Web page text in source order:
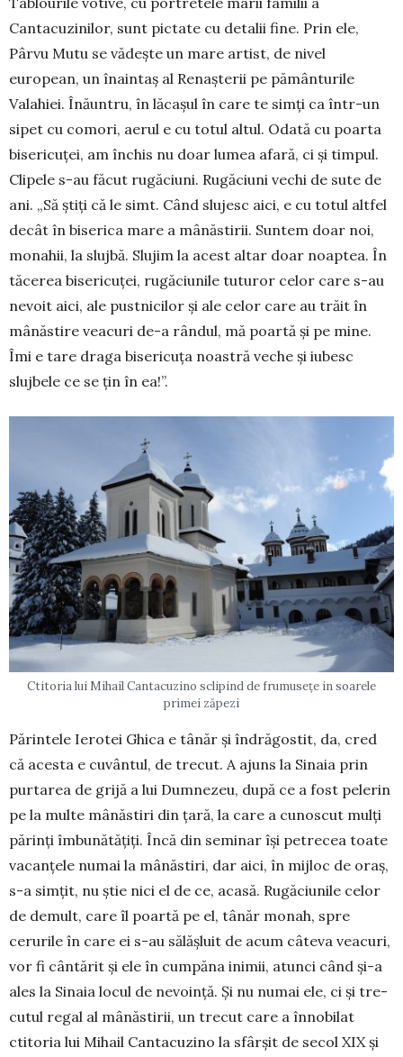
Cantacuzinilor, sunt pictate cu detalii fine. Prin ele,
Pârvu Mutu se vădește un mare artist, de nivel
european, un înain­taș al Renașterii pe pămân­turile
Valahiei. Înăuntru, în lăcașul în care te simți ca într-un
sipet cu comori, aerul e cu totul altul. Odată cu poarta
bisericuței, am închis nu doar lu­mea afară, ci și timpul.
Clipele s-au făcut rugăciuni. Rugăciuni vechi de sute de
ani. „Să știți că le simt. Când slujesc aici, e cu totul altfel
decât în biserica mare a mânăstirii. Suntem doar noi,
monahii, la slujbă. Slujim la acest altar doar noaptea. În
tăce­rea bisericuței, rugăciunile tuturor celor care s-au
nevoit aici, ale pustnicilor și ale celor care au trăit în
mânăstire veacuri de-a rândul, mă poartă și pe mine.
Îmi e tare draga bisericuța noastră veche și iubesc
slujbele ce se țin în ea!”.
Ctitoria lui Mihail Cantacuzino sclipind de frumusețe in soarele
primei zăpezi
Părintele Ierotei Ghica e tânăr și îndrăgostit, da, cred
că acesta e cuvântul, de trecut. A ajuns la Si­naia prin
purtarea de grijă a lui Dumnezeu, după ce a fost pelerin
pe la multe mânăstiri din țară, la care a cunoscut mulți
părinți îmbunătățiți. Încă din semi­nar își petrecea toate
vacanțele numai la mânăs­tiri, dar aici, în mijloc de oraș,
s-a simțit, nu știe nici el de ce, acasă. Rugăciunile celor
de demult, care îl poartă pe el, tânăr monah, spre
cerurile în care ei s-au sălășluit de acum câteva veacuri,
vor fi cântărit și ele în cumpăna inimii, atunci când și-a
ales la Sinaia locul de nevoință. Și nu numai ele, ci și tre­
cutul regal al mânăstirii, un trecut care a înnobilat
ctitoria lui Mihail Cantacuzino la sfârșit de secol XIX și